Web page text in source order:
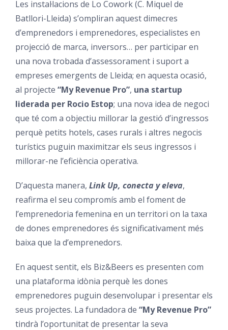
Les instal·lacions de Lo Cowork (C. Miquel de
Batllori-Lleida) s’ompliran aquest dimecres
d’emprenedors i emprenedores, especialistes en
projecció de marca, inversors… per participar en
una nova trobada d’assessorament i suport a
empreses emergents de Lleida; en aquesta ocasió,
al projecte “My Revenue Pro”, una startup
liderada per Rocio Estop; una nova idea de negoci
que té com a objectiu millorar la gestió d’ingressos
perquè petits hotels, cases rurals i altres negocis
turístics puguin maximitzar els seus ingressos i
millorar-ne l’eficiència operativa.
D’aquesta manera, Link Up, conecta y eleva,
reafirma el seu compromís amb el foment de
l’emprenedoria femenina en un territori on la taxa
de dones emprenedores és significativament més
baixa que la d’emprenedors.
En aquest sentit, els Biz&Beers es presenten com
una plataforma idònia perquè les dones
emprenedores puguin desenvolupar i presentar els
seus projectes. La fundadora de “My Revenue Pro”
tindrà l’oportunitat de presentar la seva